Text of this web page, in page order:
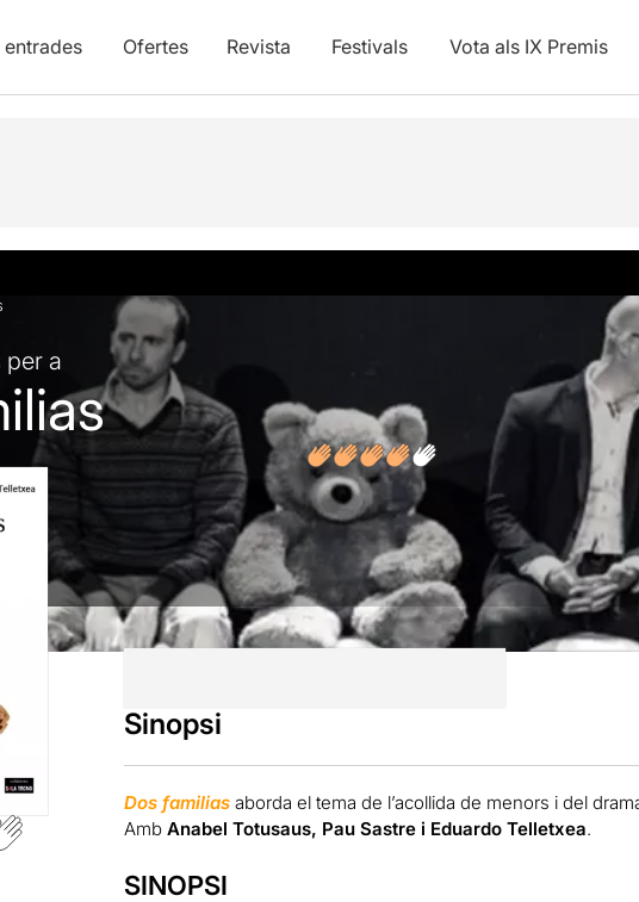
Ofertes Revista Festivals Vota als IX Premis
Fotos i vídeos Opinions
per a
Sinopsi
Dos familiasaborda el tema de l’acollida de menors i del
AmbAnabel Totusaus, Pau Sastre i Eduardo Telletxea.
SINOPSI